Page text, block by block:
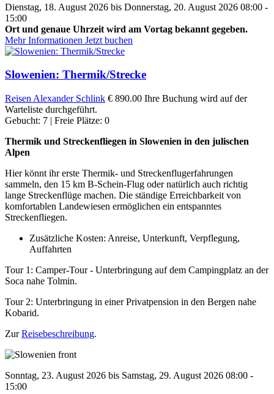
Dienstag, 18. August 2026 bis Donnerstag, 20. August 2026 08:00 -
15:00
Ort und genaue Uhrzeit wird am Vortag bekannt gegeben.
Mehr Informationen Jetzt buchen
Slowenien: Thermik/Strecke
Reisen Alexander Schlink € 890.00 Ihre Buchung wird auf der
Warteliste durchgeführt.
Gebucht: 7 | Freie Plätze: 0
Thermik und Streckenfliegen in Slowenien in den julischen
Alpen
Hier könnt ihr erste Thermik- und Streckenflugerfahrungen
sammeln, den 15 km B-Schein-Flug oder natürlich auch richtig
lange Streckenflüge machen. Die ständige Erreichbarkeit von
komfortablen Landewiesen ermöglichen ein entspanntes
Streckenfliegen.
Zusätzliche Kosten: Anreise, Unterkunft, Verpflegung,
Auffahrten
Tour 1: Camper-Tour - Unterbringung auf dem Campingplatz an der
Soca nahe Tolmin.
Tour 2: Unterbringung in einer Privatpension in den Bergen nahe
Kobarid.
ZurReisebeschreibung.
Sonntag, 23. August 2026 bis Samstag, 29. August 2026 08:00 -
15:00